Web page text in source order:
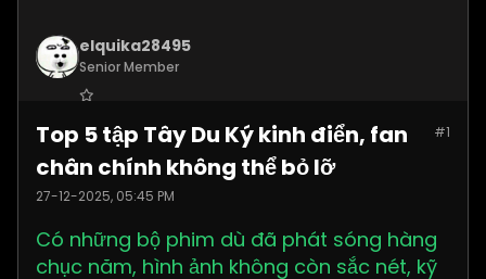
elquika28495
Senior Member
Posts:2062 #1
Top 5 tập Tây Du Ký kinh điển, fan
chân chính không thể bỏ lỡ
27-12-2025, 05:45 PM
Có những bộ phim dù đã phát sóng hàng
chục năm, hình ảnh không còn sắc nét, kỹ